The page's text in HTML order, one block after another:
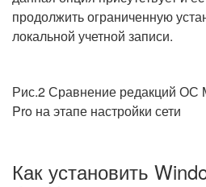
продолжить ограниченную
локальной учетной записи.
Рис.2 Сравнение редакций ОС
Pro на этапе настройки сети
Как установить